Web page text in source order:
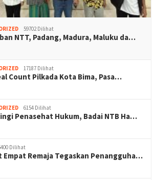
59702 Dilihat
NTT, Padang, Madura, Maluku da…
17187 Dilihat
Count Pilkada Kota Bima, Pasa…
6154 Dilihat
Penasehat Hukum, Badai NTB Ha…
Dilihat
Empat Remaja Tegaskan Penangguha…